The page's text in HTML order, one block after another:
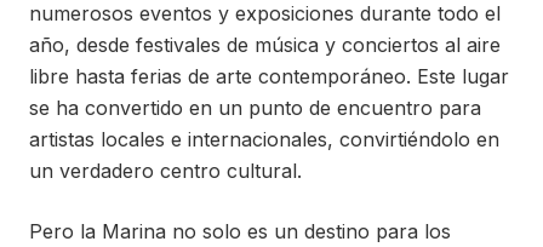
numerosos eventos y exposiciones durante todo el
año, desde festivales de música y conciertos al aire
libre hasta ferias de arte contemporáneo. Este lugar
se ha convertido en un punto de encuentro para
artistas locales e internacionales, convirtiéndolo en
un verdadero centro cultural.
Pero la Marina no solo es un destino para los